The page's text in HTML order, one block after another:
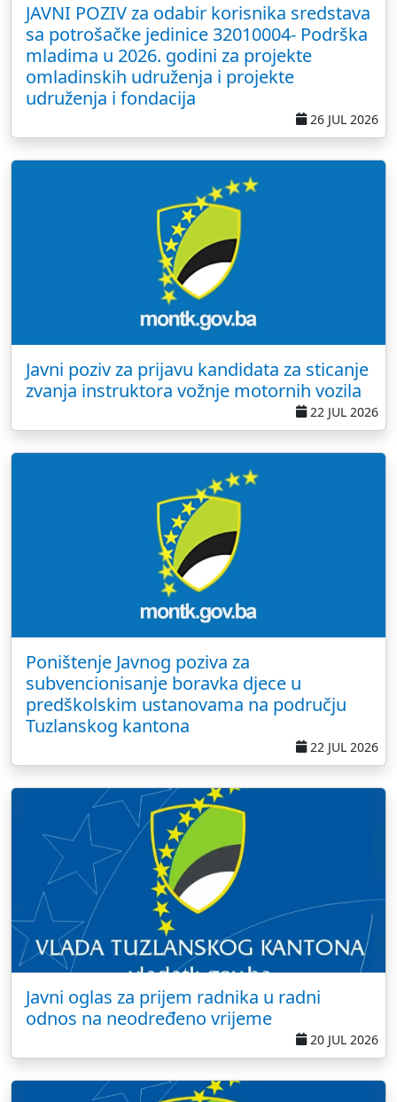
JAVNI POZIV za odabir korisnika sredstava
sa potrošačke jedinice 32010004- Podrška
mladima u 2026. godini za projekte
omladinskih udruženja i projekte
udruženja i fondacija
26 JUL 2026
Javni poziv za prijavu kandidata za sticanje
zvanja instruktora vožnje motornih vozila
22 JUL 2026
Poništenje Javnog poziva za
subvencionisanje boravka djece u
predškolskim ustanovama na području
Tuzlanskog kantona
22 JUL 2026
Javni oglas za prijem radnika u radni
odnos na neodređeno vrijeme
20 JUL 2026